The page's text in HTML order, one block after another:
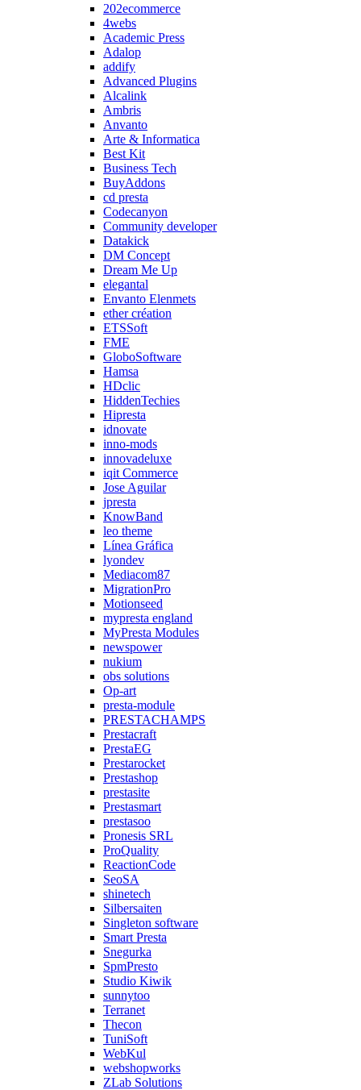
202ecommerce
4webs
Academic Press
Adalop
addify
Advanced Plugins
Alcalink
Ambris
Anvanto
Arte & Informatica
Best Kit
Business Tech
BuyAddons
cd presta
Codecanyon
Community developer
Datakick
DM Concept
Dream Me Up
elegantal
Envanto Elenmets
ether création
ETSSoft
FME
GloboSoftware
Hamsa
HDclic
HiddenTechies
Hipresta
idnovate
inno-mods
innovadeluxe
iqit Commerce
Jose Aguilar
jpresta
KnowBand
leo theme
Línea Gráfica
lyondev
Mediacom87
MigrationPro
Motionseed
mypresta england
MyPresta Modules
newspower
nukium
obs solutions
Op-art
presta-module
PRESTACHAMPS
Prestacraft
PrestaEG
Prestarocket
Prestashop
prestasite
Prestasmart
prestasoo
Pronesis SRL
ProQuality
ReactionCode
SeoSA
shinetech
Silbersaiten
Singleton software
Smart Presta
Snegurka
SpmPresto
Studio Kiwik
sunnytoo
Terranet
Thecon
TuniSoft
WebKul
webshopworks
ZLab Solutions